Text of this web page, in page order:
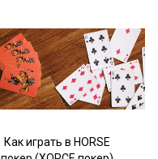
Как играть в HORSE